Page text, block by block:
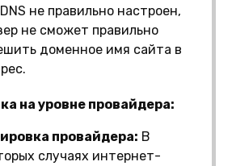
не правильно настроен,
не сможет правильно
доменное имя сайта в
на уровне провайдера:
провайдера: В
случаях интернет-